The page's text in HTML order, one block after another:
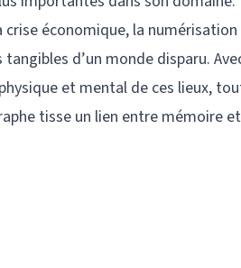
crise économique, la
d’un monde disparu.
et mental de ces lieux,
tisse un lien entre mémoire